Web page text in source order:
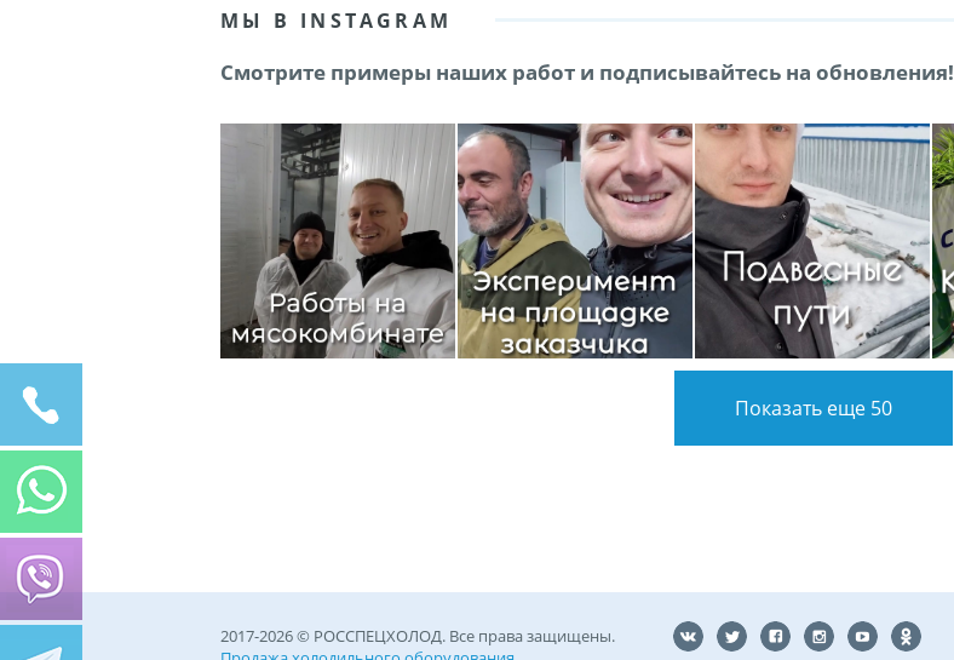
МЫ В INSTAGRAM
Смотрите примеры наших работ и подписывайтесь на обновления!
Показать еще 50
2017-2026 © РОССПЕЦХОЛОД. Все права защищены.